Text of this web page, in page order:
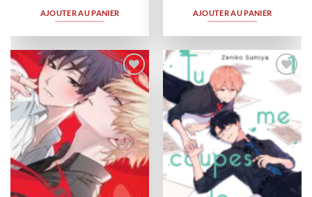
AJOUTER AU PANIER AJOUTER AU PANIER
Ajouter
à la
wishlist
Ajouter
à la